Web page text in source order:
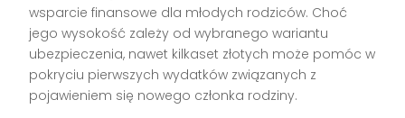
wsparcie finansowe dla młodych rodziców. Choć
jego wysokość zależy od wybranego wariantu
ubezpieczenia, nawet kilkaset złotych może pomóc w
pokryciu pierwszych wydatków związanych z
pojawieniem się nowego członka rodziny.